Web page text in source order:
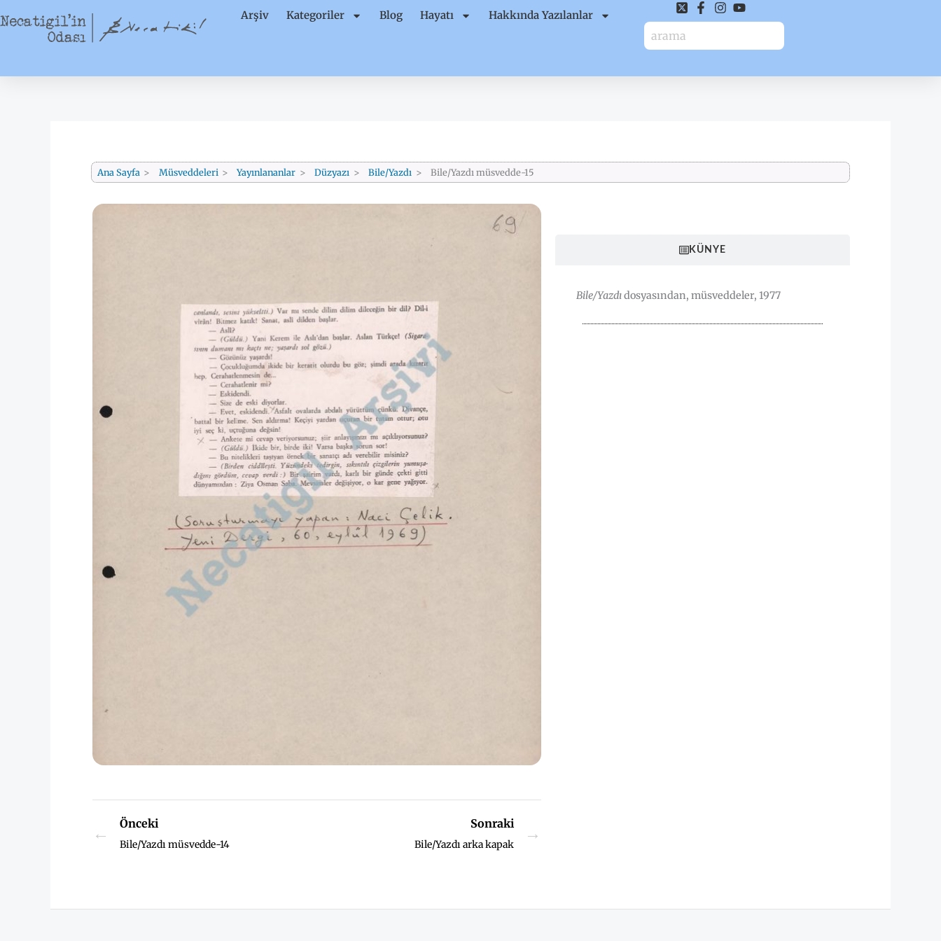
atla
Arşiv Kategoriler Blog Hayatı Hakkında Yazılanlar
Ana Sayfa Müsveddeleri Yayınlananlar Düzyazı Bile/Yazdı Bile/Yazdı müsvedde-15
← Önceki
Bile/Yazdı müsvedde-14
Sonraki
Bile/Yazdı arka kapak
→
KÜNYE
Bile/Yazdıdosyasından, müsveddeler, 1977